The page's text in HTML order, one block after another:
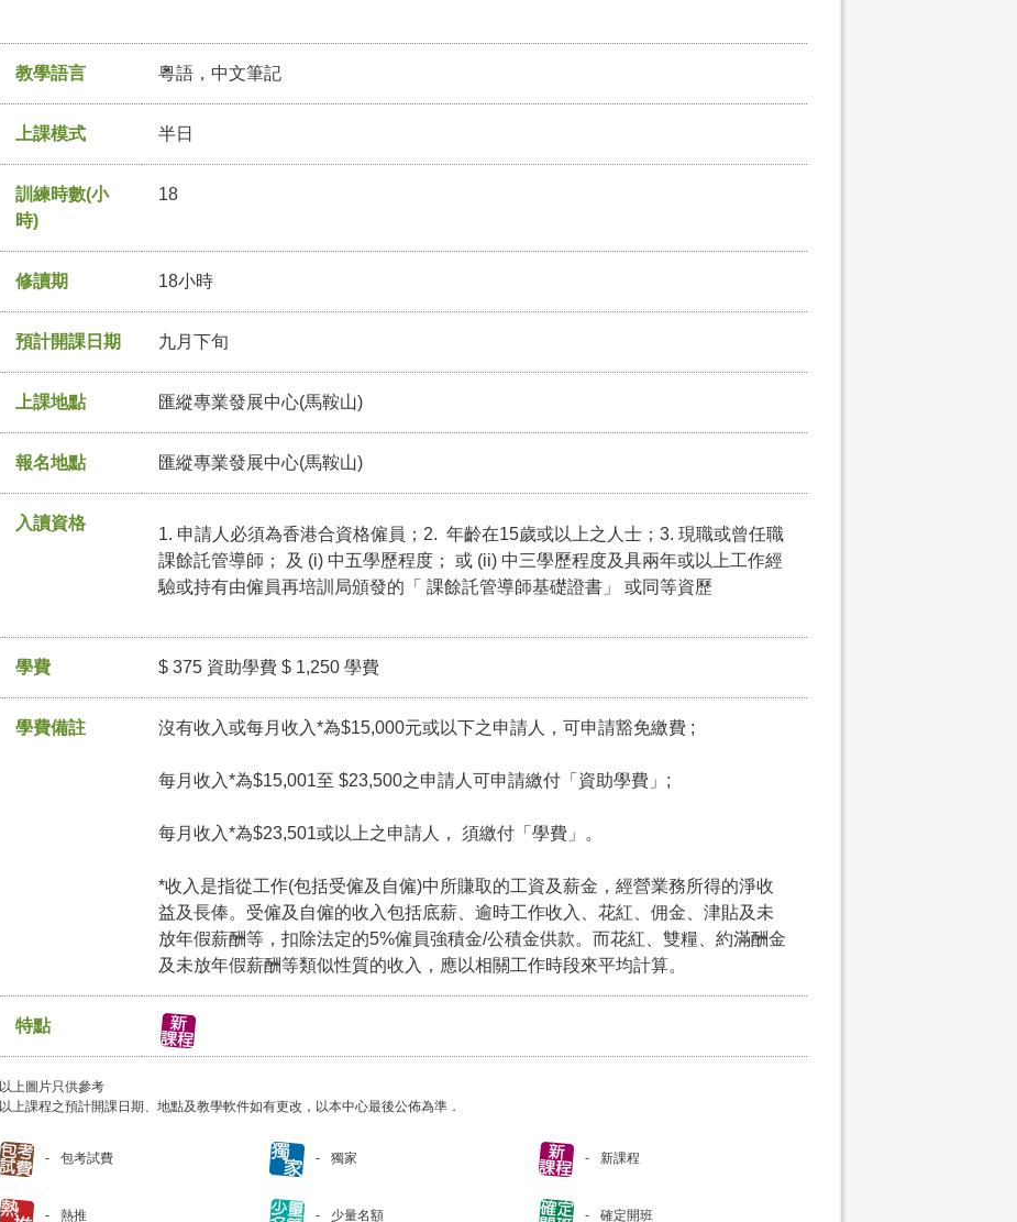
教學語言 粵語，中文筆記
上課模式 半日
訓練時數(小
時)
18
修讀期 18小時
預計開課日期 九月下旬
上課地點 匯縱專業發展中心(馬鞍山)
報名地點 匯縱專業發展中心(馬鞍山)
入讀資格
1. 申請人必須為香港合資格僱員；2. 年齡在15歲或以上之人士；3. 現職或曾任職
課餘託管導師； 及 (i) 中五學歷程度； 或 (ii) 中三學歷程度及具兩年或以上工作經
驗或持有由僱員再培訓局頒發的「 課餘託管導師基礎證書」 或同等資歷
學費 $ 375 資助學費 $ 1,250 學費
學費備註 沒有收入或每月收入*為$15,000元或以下之申請人，可申請豁免繳費 ;
每月收入*為$15,001至 $23,500之申請人可申請繳付「資助學費」;
每月收入*為$23,501或以上之申請人， 須繳付「學費」。
*收入是指從工作(包括受僱及自僱)中所賺取的工資及薪金，經營業務所得的淨收
益及長俸。受僱及自僱的收入包括底薪、逾時工作收入、花紅、佣金、津貼及未
放年假薪酬等，扣除法定的5%僱員強積金/公積金供款。而花紅、雙糧、約滿酬金
及未放年假薪酬等類似性質的收入，應以相關工作時段來平均計算。
特點
以上圖片只供參考
以上課程之預計開課日期、地點及教學軟件如有更改，以本中心最後公佈為準．
包考試費 獨家 新課程
熱推 少量名額 確定開班